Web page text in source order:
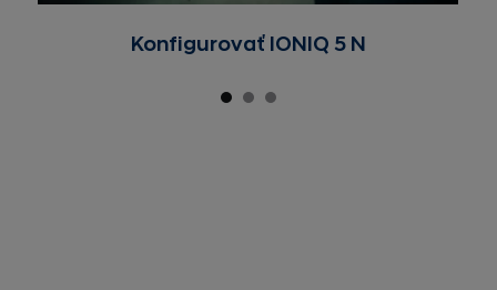
Konfigurovať IONIQ 5 N